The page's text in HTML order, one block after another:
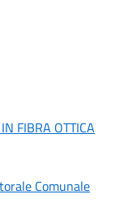
FIBRA OTTICA
Comunale